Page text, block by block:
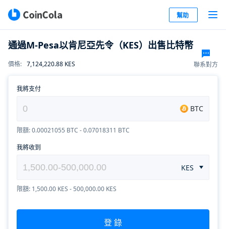
幫助
通過M-Pesa以肯尼亞先令（KES）出售比特幣
價格: 7,124,220.88 KES 聯系對方
我將收到
KES
限額: 1,500.00 KES - 500,000.00 KES
我將支付
BTC
限額: 0.00021055 BTC - 0.07018311 BTC
登 錄